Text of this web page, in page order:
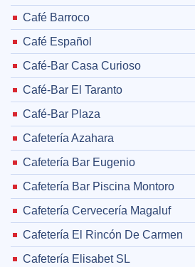
Café Barroco
Café Español
Café-Bar Casa Curioso
Café-Bar El Taranto
Café-Bar Plaza
Cafetería Azahara
Cafetería Bar Eugenio
Cafetería Bar Piscina Montoro
Cafetería Cervecería Magaluf
Cafetería El Rincón De Carmen
Cafetería Elisabet SL